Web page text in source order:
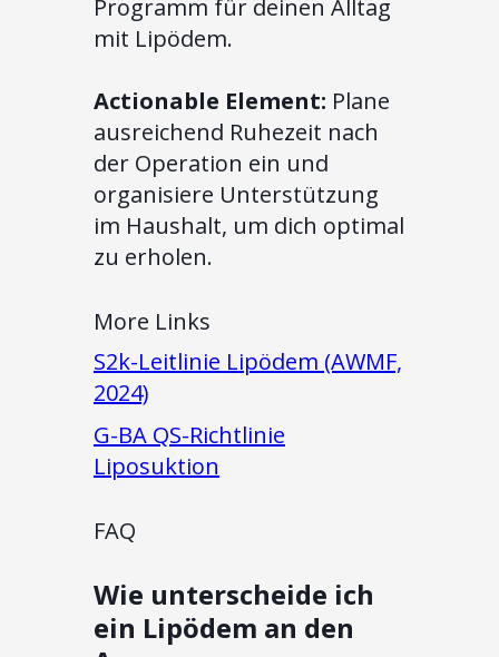
Programm für deinen Alltag
mit Lipödem.
Actionable Element: Plane
ausreichend Ruhezeit nach
der Operation ein und
organisiere Unterstützung
im Haushalt, um dich optimal
zu erholen.
More Links
S2k-Leitlinie Lipödem (AWMF,
2024)
G-BA QS-Richtlinie
Liposuktion
FAQ
Wie unterscheide ich
ein Lipödem an den